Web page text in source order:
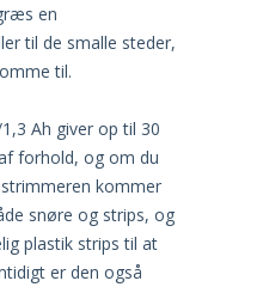
en
til de smalle steder,
til.
Ah giver op til 30
forhold, og om du
kommer
snøre og strips, og
plastik strips til at
er den også